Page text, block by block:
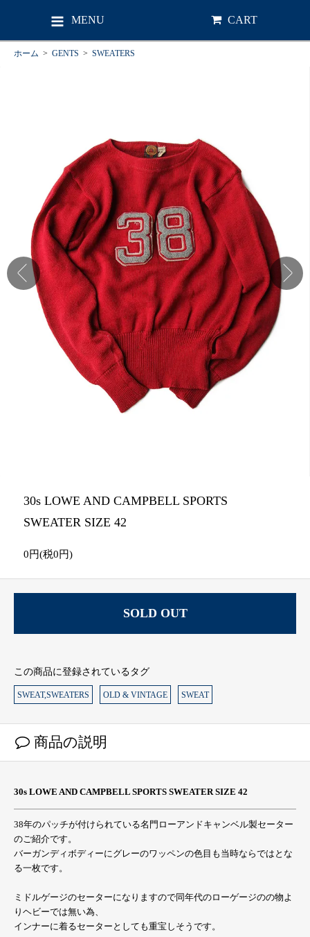
MENU CART
ホーム > GENTS > SWEATERS
30s LOWE AND CAMPBELL SPORTS
SWEATER SIZE 42
0円(税0円)
SOLD OUT
この商品に登録されているタグ
SWEAT,SWEATERS OLD & VINTAGE SWEAT
商品の説明
30s LOWE AND CAMPBELL SPORTS SWEATER SIZE 42
38年のパッチが付けられている名門ローアンドキャンベル製セーター
のご紹介です。
バーガンディボディーにグレーのワッペンの色目も当時ならではとな
る一枚です。
ミドルゲージのセーターになりますので同年代のローゲージのの物よ
りヘビーでは無い為、
インナーに着るセーターとしても重宝しそうです。